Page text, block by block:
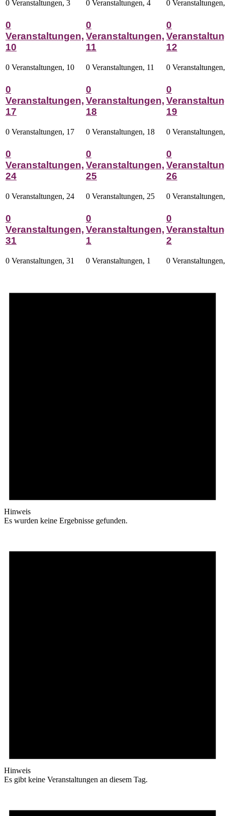
0 Veranstaltungen, 3 0 Veranstaltungen, 4 0
0
Veranstaltungen,
10
0 Veranstaltungen, 10
0
Veranstaltungen,
11
0 Veranstaltungen, 11
0
12
0
0
Veranstaltungen,
17
0 Veranstaltungen, 17
0
Veranstaltungen,
18
0 Veranstaltungen, 18
0
19
0
0
Veranstaltungen,
24
0 Veranstaltungen, 24
0
Veranstaltungen,
25
0 Veranstaltungen, 25
0
26
0
0
Veranstaltungen,
31
0 Veranstaltungen, 31
0
Veranstaltungen,
1
0 Veranstaltungen, 1
0
2
0
Hinweis
Es wurden keine Ergebnisse gefunden.
Hinweis
Es gibt keine Veranstaltungen an diesem Tag.